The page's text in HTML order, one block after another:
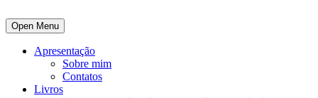
Open Menu
Apresentação
Sobre mim
Contatos
Livros